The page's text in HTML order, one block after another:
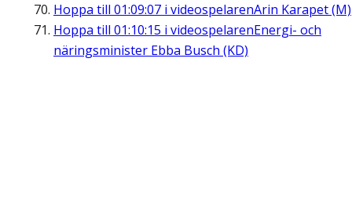
Hoppa till 01:09:07 i videospelarenArin Karapet (M)
Hoppa till 01:10:15 i videospelarenEnergi- och
näringsminister Ebba Busch (KD)